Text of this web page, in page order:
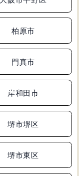
ト
柏原市
門真市
岸和田市
堺市堺区
堺市東区